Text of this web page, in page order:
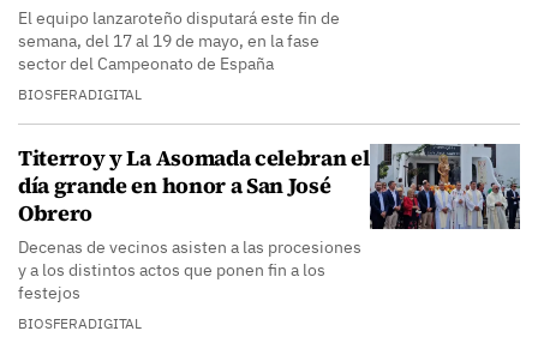
El equipo lanzaroteño disputará este fin de
semana, del 17 al 19 de mayo, en la fase
sector del Campeonato de España
BIOSFERADIGITAL
Titerroy y La Asomada celebran el
día grande en honor a San José
Obrero
Decenas de vecinos asisten a las procesiones
y a los distintos actos que ponen fin a los
festejos
BIOSFERADIGITAL